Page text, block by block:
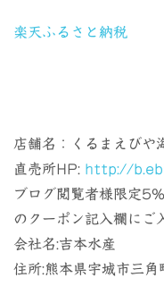
楽天ふるさと納税
店舗名：くるまえびや
直売所HP: http://
ブログ閲覧者様限定
のクーポン記入欄にご
会社名:吉本水産
住所:熊本県宇城市三